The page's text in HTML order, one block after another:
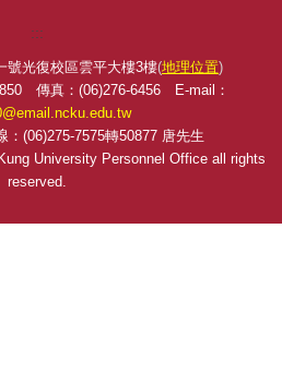
:::
號光復校區雲平大樓3樓(地理位置)
傳真：(06)276-6456
E-mail ：
：(06)275-7575轉50877 唐先生
University Personnel Office all rights
reserved.